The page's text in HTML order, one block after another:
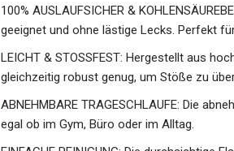
100% AUSLAUFSICHER &
geeignet und ohne lästige Lecks. Perfekt
LEICHT & STOSSFEST: Hergestellt aus
gleichzeitig robust genug, um Stöße zu
ABNEHMBARE TRAGESCHLAUFE: Die
egal ob im Gym, Büro oder im Alltag.